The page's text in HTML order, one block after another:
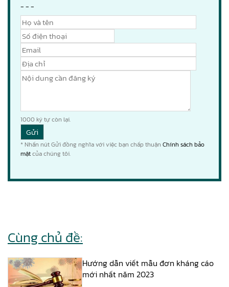
- - -
1000 ký tự còn lại.
* Nhấn nút Gửi đồng nghĩa với việc bạn chấp thuận Chính sách bảo
mậtcủa chúng tôi.
Cùng chủ đề:
Hướng dẫn viết mẫu đơn kháng cáo
mới nhất năm 2023